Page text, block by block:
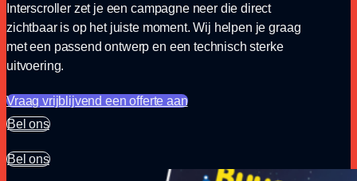
Interscroller zet je een campagne neer die direct
zichtbaar is op het juiste moment. Wij helpen je graag
met een passend ontwerp en een technisch sterke
uitvoering.
Vraag vrijblijvend een offerte aan
Bel ons
Bel ons